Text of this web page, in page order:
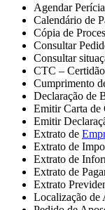
Agendar
Calendário de
Cópia de
Consultar
Consultar
CTC –
Cumprimento
Declaração de
Emitir Carta de
Emitir
Extrato de
Extrato de
Extrato de
Extrato de
Extrato
Localização de